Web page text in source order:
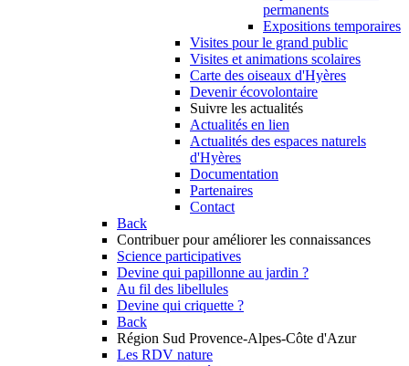
permanents
Expositions temporaires
Visites pour le grand public
Visites et animations scolaires
Carte des oiseaux d'Hyères
Devenir écovolontaire
Suivre les actualités
Actualités en lien
Actualités des espaces naturels
d'Hyères
Documentation
Partenaires
Contact
Back
Contribuer pour améliorer les connaissances
Science participatives
Devine qui papillonne au jardin ?
Au fil des libellules
Devine qui criquette ?
Back
Région Sud Provence-Alpes-Côte d'Azur
Les RDV nature